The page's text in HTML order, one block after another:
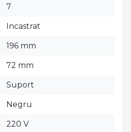
7
Incastrat
196 mm
72 mm
Suport
Negru
220 V